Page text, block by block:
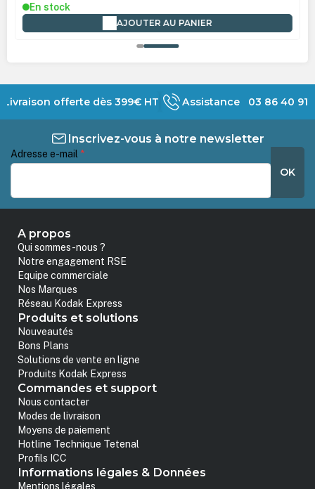
En stock
AJOUTER AU PANIER
Livraison offerte dès 399€ HT Assistance 03 86 40 91
Inscrivez-vous à notre newsletter
Adresse e-mail *
OK
A propos
Qui sommes-nous ?
Notre engagement RSE
Equipe commerciale
Nos Marques
Réseau Kodak Express
Produits et solutions
Nouveautés
Bons Plans
Solutions de vente en ligne
Produits Kodak Express
Commandes et support
Nous contacter
Modes de livraison
Moyens de paiement
Hotline Technique Tetenal
Profils ICC
Informations légales & Données
Mentions légales